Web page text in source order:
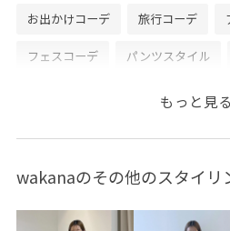
お出かけコーデ 旅行コーデ
フェスコーデ パンツスタイル
シンプルコーデ
シャツ/ブラウス タンクトップ
もっと見る
wakanaのその他のスタイリ